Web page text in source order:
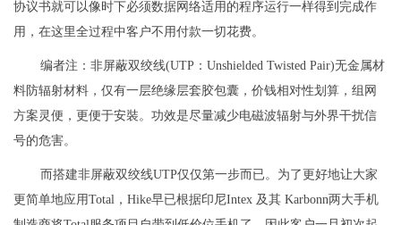
协议书就可以像时下必须数据网络适用的程序运行一样得到完成作
用，在这里全过程中客户不用付款一切花费。
编者注：非屏蔽双绞线(UTP：Unshielded Twisted Pair)无金属材
料防辐射材料，仅有一层绝缘层套胶包囊，价钱相对性划算，组网
方案灵便，更便于安裝。功效是尽量减少电磁波辐射与外界干扰信
号的危害。
而搭建非屏蔽双绞线UTP仅仅第一步而已。为了更好地让大家
更简单地应用Total，Hike早已根据印尼Intex 及其 Karbonn两大手机